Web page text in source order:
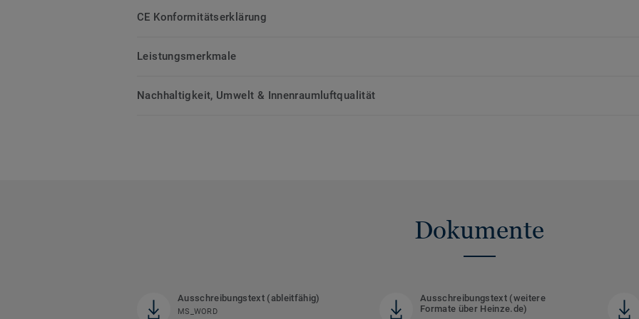
CE Konformitätserklärung
Leistungsmerkmale
Nachhaltigkeit, Umwelt & Innenraumluftqualität
Dokumente
Ausschreibungstext (ableitfähig)
MS_WORD
Ausschreibungstext (weitere
Formate über Heinze.de)